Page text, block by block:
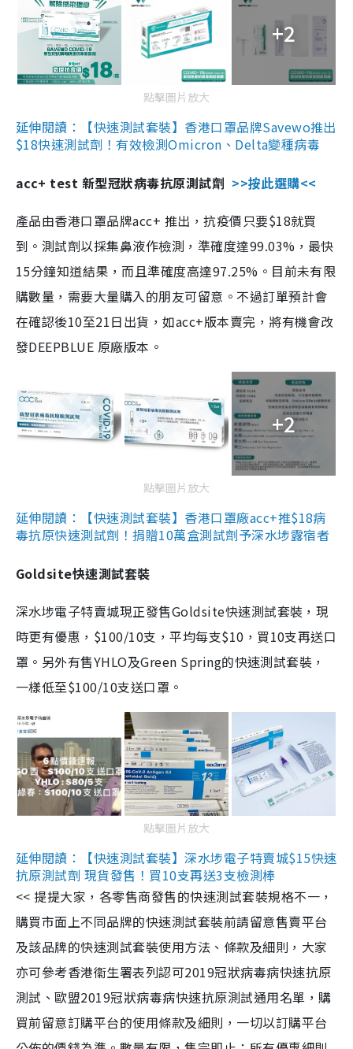
+2
點擊圖片放大
延伸閱讀：【快速測試套裝】香港口罩品牌Savewo推出
$18快速測試劑！有效檢測Omicron、Delta變種病毒
acc+ test 新型冠狀病毒抗原測試劑 >>按此選購<<
產品由香港口罩品牌acc+ 推出，抗疫價只要$18就買
到。測試劑以採集鼻液作檢測，準確度達99.03%，最快
15分鐘知道結果，而且準確度高達97.25%。目前未有限
購數量，需要大量購入的朋友可留意。不過訂單預計會
在確認後10至21日出貨，如acc+版本賣完，將有機會改
發DEEPBLUE 原廠版本。
+2
點擊圖片放大
延伸閱讀：【快速測試套裝】香港口罩廠acc+推$18病
毒抗原快速測試劑！捐贈10萬盒測試劑予深水埗露宿者
Goldsite快速測試套裝
深水埗電子特賣城現正發售Goldsite快速測試套裝，現
時更有優惠，$100/10支，平均每支$10，買10支再送口
罩。另外有售YHLO及Green Spring的快速測試套裝，
一樣低至$100/10支送口罩。
點擊圖片放大
延伸閱讀：【快速測試套裝】深水埗電子特賣城$15快速
抗原測試劑 現貨發售！買10支再送3支檢測棒
<< 提提大家，各零售商發售的快速測試套裝規格不一，
購買市面上不同品牌的快速測試套裝前請留意售賣平台
及該品牌的快速測試套裝使用方法、條款及細則，大家
亦可參考香港衞生署表列認可2019冠狀病毒病快速抗原
測試、歐盟2019冠狀病毒病快速抗原測試通用名單，購
買前留意訂購平台的使用條款及細則，一切以訂購平台